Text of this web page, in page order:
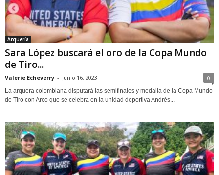
Arquería
Sara López buscará el oro de la Copa Mundo
de Tiro...
Valerie Echeverry - junio 16, 2023 0
La arquera colombiana disputará las semifinales y medalla de la Copa Mundo
de Tiro con Arco que se celebra en la unidad deportiva Andrés...